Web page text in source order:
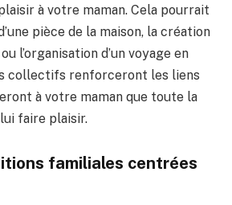
à votre maman. Cela pourrait
pièce de la maison, la création
l’organisation d’un voyage en
collectifs renforceront les liens
à votre maman que toute la
faire plaisir.
familiales centrées